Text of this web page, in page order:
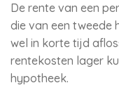
De rente van een
die van een tweede
wel in korte tijd
rentekosten lager
hypotheek.